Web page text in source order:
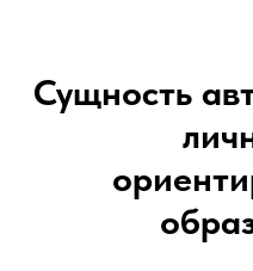
Сущность